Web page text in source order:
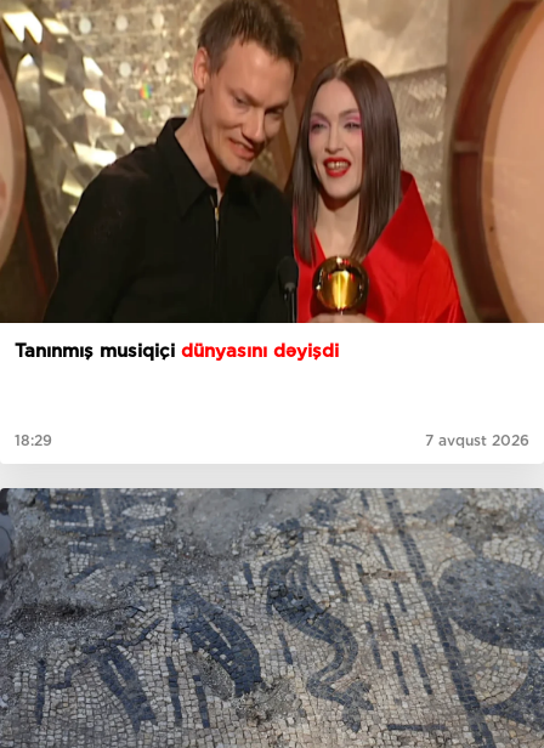
Tanınmış musiqiçi dünyasını dəyişdi
18:29 7 avqust 2026